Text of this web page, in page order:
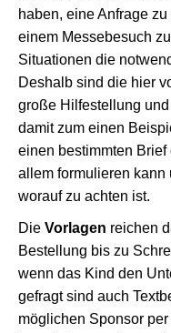
haben, eine Anfrage
einem Messebesuch
Situationen die
Deshalb sind die hier
große Hilfestellung
damit zum einen
einen bestimmten
allem formulieren kann
worauf zu achten ist.
Die Vorlagen reichen
Bestellung bis zu
wenn das Kind den
gefragt sind auch
möglichen Sponsor